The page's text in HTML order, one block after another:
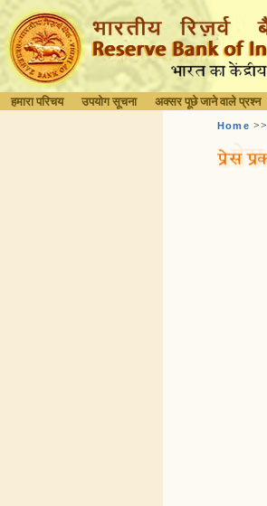
हमारा परिचय उपयोग सूचना अक्सर पूछे जाने वाले प्रश्न
Home >>